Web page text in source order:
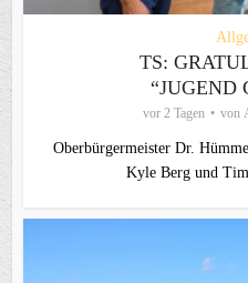
TS:
“JUGEND
vor 2 Tagen von
Oberbürgermeister Dr.
Kyle Berg und